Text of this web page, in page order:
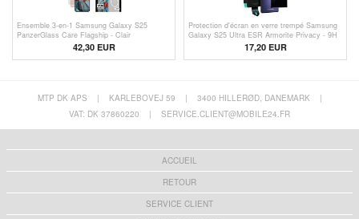
Ensemble 3-en-1 Samsung Galaxy S25
PanzerGlass Care Flagship - Clair
42,30EUR
Protection d'écran en verre trempé Samsung
Galaxy S25 Ultra ESR Armorite Privacy - 9H
17,20 EUR
MTP DK APS | KARLEBOVEJ 59 | 3400 HILLERØD, DANEMARK
|
VAT: DK 37860220
| SERVICE.CLIENT@MOBILE24.FR
ACCUEIL
RETOUR
SERVICE CLIENT